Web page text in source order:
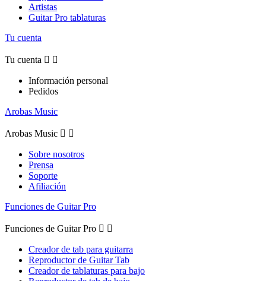
Artistas
Guitar Pro tablaturas
Tu cuenta
Tu cuenta  
Información personal
Pedidos
Arobas Music
Arobas Music  
Sobre nosotros
Prensa
Soporte
Afiliación
Funciones de Guitar Pro
Funciones de Guitar Pro  
Creador de tab para guitarra
Reproductor de Guitar Tab
Creador de tablaturas para bajo